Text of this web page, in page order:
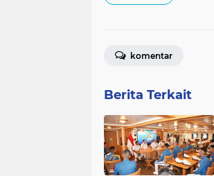
komentar
Berita Terkait